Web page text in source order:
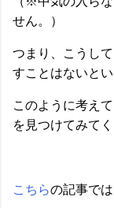
せん。）
つまり、こうし
すことはないと
このように考え
を見つけてみてく
こちらの記事で